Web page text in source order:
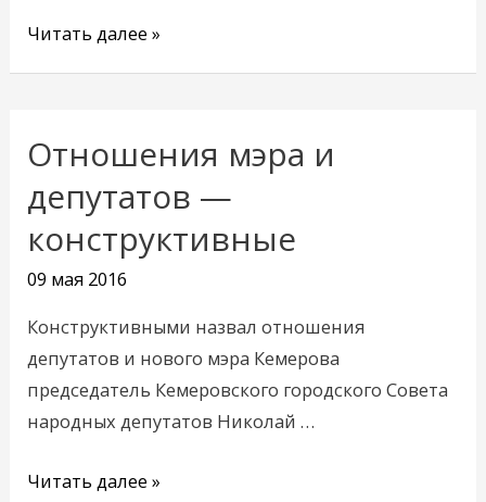
Читать далее »
Отношения мэра и
депутатов —
конструктивные
09 мая 2016
Конструктивными назвал отношения
депутатов и нового мэра Кемерова
председатель Кемеровского городского Совета
народных депутатов Николай …
Отношения
и
депутатов
—
Читать далее »